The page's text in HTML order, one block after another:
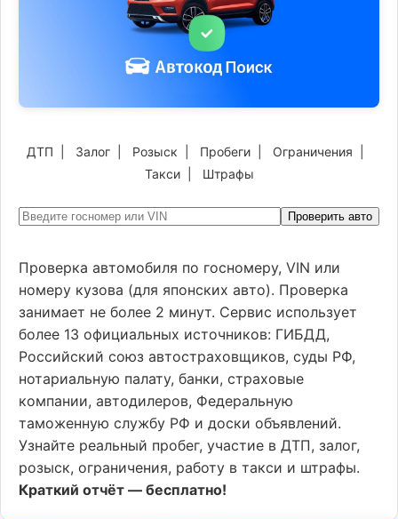
ДТП Залог Розыск Пробеги Ограничения
Такси| Штрафы
Проверить авто
Проверка автомобиля по госномеру, VIN или
номеру кузова (для японских авто). Проверка
занимает не более 2 минут. Сервис использует
более 13 официальных источников: ГИБДД,
Российский союз автостраховщиков, суды РФ,
нотариальную палату, банки, страховые
компании, автодилеров, Федеральную
таможенную службу РФ и доски объявлений.
Узнайте реальный пробег, участие в ДТП, залог,
розыск, ограничения, работу в такси и штрафы.
Краткий отчёт — бесплатно!